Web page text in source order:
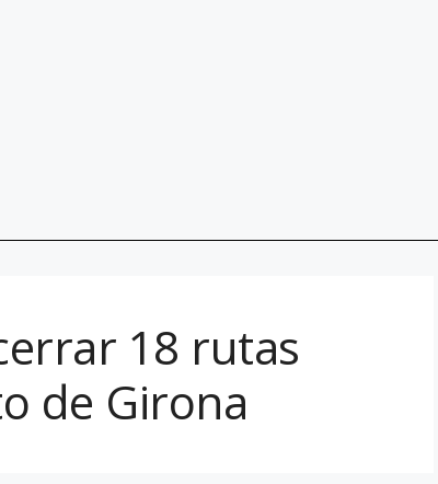
18 rutas
de Girona